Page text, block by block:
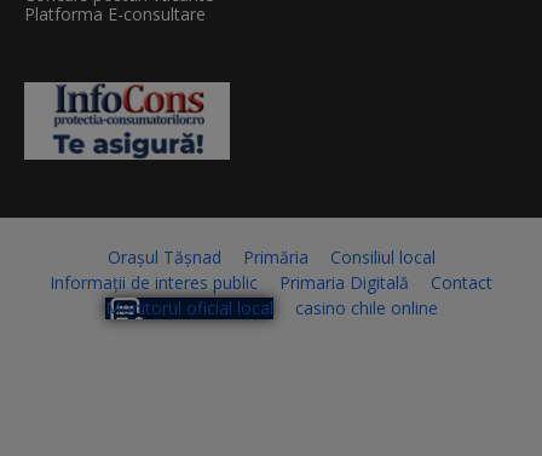
Platforma E-consultare
Orașul Tășnad Primăria
Consiliul local
Informații de interes public
Primaria Digitală
Contact
Monitorul oficial local
casino chile online